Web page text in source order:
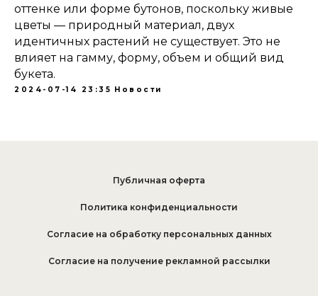
оттенке или форме бутонов, поскольку живые
цветы — природный материал, двух
идентичных растений не существует. Это не
влияет на гамму, форму, объем и общий вид
букета.
2024-07-14 23:35 Новости
Публичная оферта
Политика конфиденциальности
Согласие на обработку персональных данных
Согласие на получение рекламной рассылки